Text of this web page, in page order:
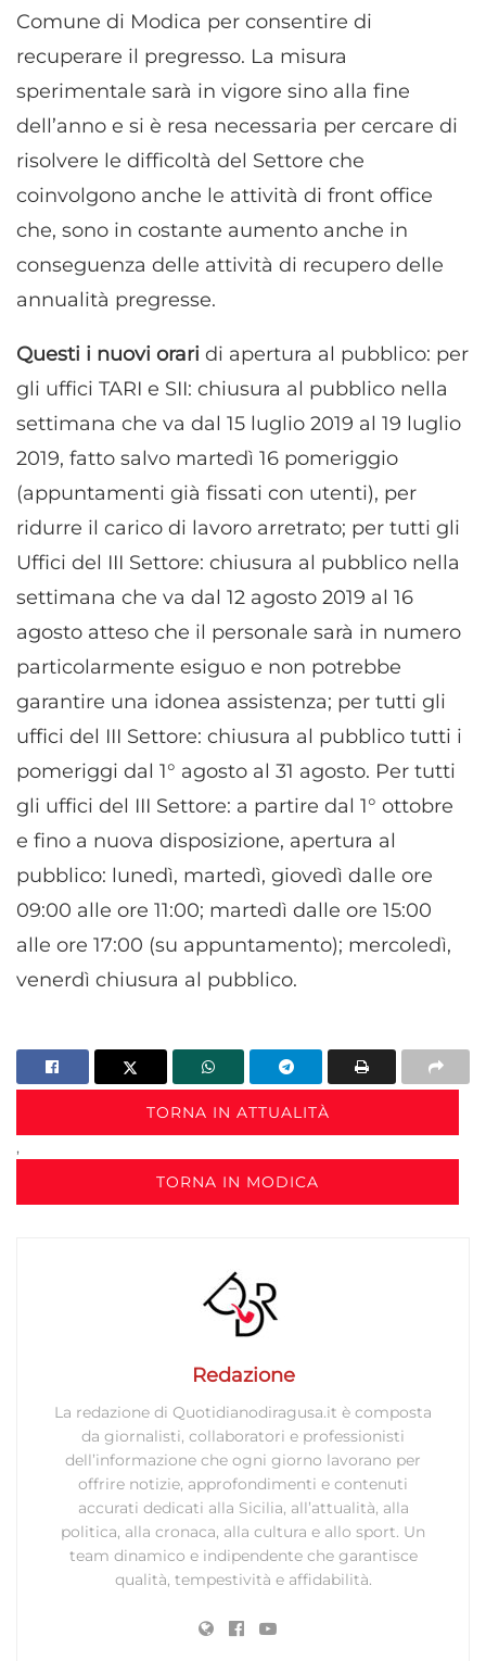
Comune di Modica per consentire di
recuperare il pregresso. La misura
sperimentale sarà in vigore sino alla fine
dell’anno e si è resa necessaria per cercare di
risolvere le difficoltà del Settore che
coinvolgono anche le attività di front office
che, sono in costante aumento anche in
conseguenza delle attività di recupero delle
annualità pregresse.
Questi i nuovi orari di apertura al pubblico: per
gli uffici TARI e SII: chiusura al pubblico nella
settimana che va dal 15 luglio 2019 al 19 luglio
2019, fatto salvo martedì 16 pomeriggio
(appuntamenti già fissati con utenti), per
ridurre il carico di lavoro arretrato; per tutti gli
Uffici del III Settore: chiusura al pubblico nella
settimana che va dal 12 agosto 2019 al 16
agosto atteso che il personale sarà in numero
particolarmente esiguo e non potrebbe
garantire una idonea assistenza; per tutti gli
uffici del III Settore: chiusura al pubblico tutti i
pomeriggi dal 1° agosto al 31 agosto. Per tutti
gli uffici del III Settore: a partire dal 1° ottobre
e fino a nuova disposizione, apertura al
pubblico: lunedì, martedì, giovedì dalle ore
09:00 alle ore 11:00; martedì dalle ore 15:00
alle ore 17:00 (su appuntamento); mercoledì,
venerdì chiusura al pubblico.
TORNA IN ATTUALITÀ
,
TORNA IN MODICA
Redazione
La redazione di Quotidianodiragusa.it è composta
da giornalisti, collaboratori e professionisti
dell’informazione che ogni giorno lavorano per
offrire notizie, approfondimenti e contenuti
accurati dedicati alla Sicilia, all’attualità, alla
politica, alla cronaca, alla cultura e allo sport. Un
team dinamico e indipendente che garantisce
qualità, tempestività e affidabilità.